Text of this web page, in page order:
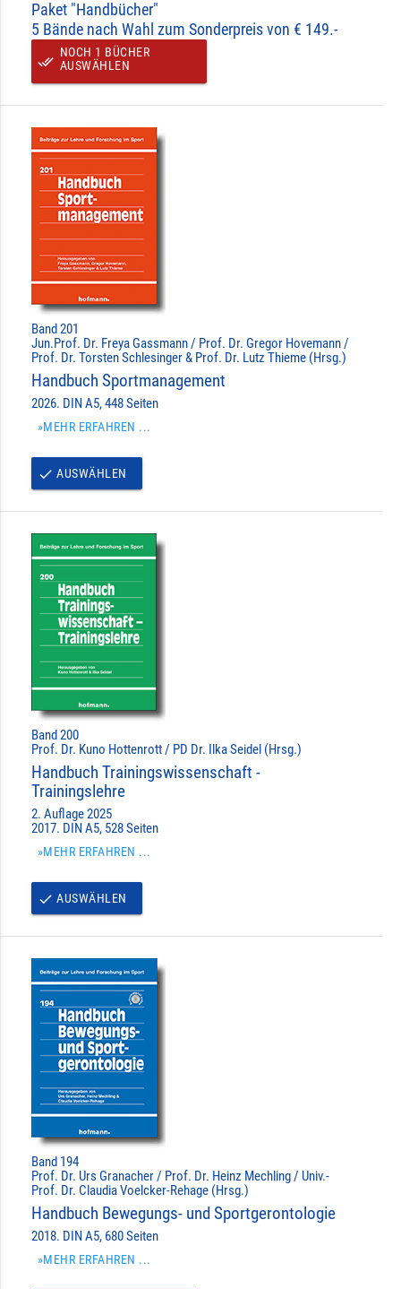
Paket "Handbücher"
5 Bände nach Wahl zum Sonderpreis von € 149.-
done_all
NOCH 1 BÜCHER
AUSWÄHLEN
Band 201
Jun.Prof. Dr. Freya Gassmann / Prof. Dr. Gregor Hovemann /
Prof. Dr. Torsten Schlesinger & Prof. Dr. Lutz Thieme (Hrsg.)
Handbuch Sportmanagement
2026. DIN A5, 448 Seiten
»MEHR ERFAHREN ...
done AUSWÄHLEN
Band 200
Prof. Dr. Kuno Hottenrott / PD Dr. Ilka Seidel (Hrsg.)
Handbuch Trainingswissenschaft -
Trainingslehre
2. Auflage 2025
2017. DIN A5, 528 Seiten
»MEHR ERFAHREN ...
done AUSWÄHLEN
Band 194
Prof. Dr. Urs Granacher / Prof. Dr. Heinz Mechling / Univ.-
Prof. Dr. Claudia Voelcker-Rehage (Hrsg.)
Handbuch Bewegungs- und Sportgerontologie
2018. DIN A5, 680 Seiten
»MEHR ERFAHREN ...